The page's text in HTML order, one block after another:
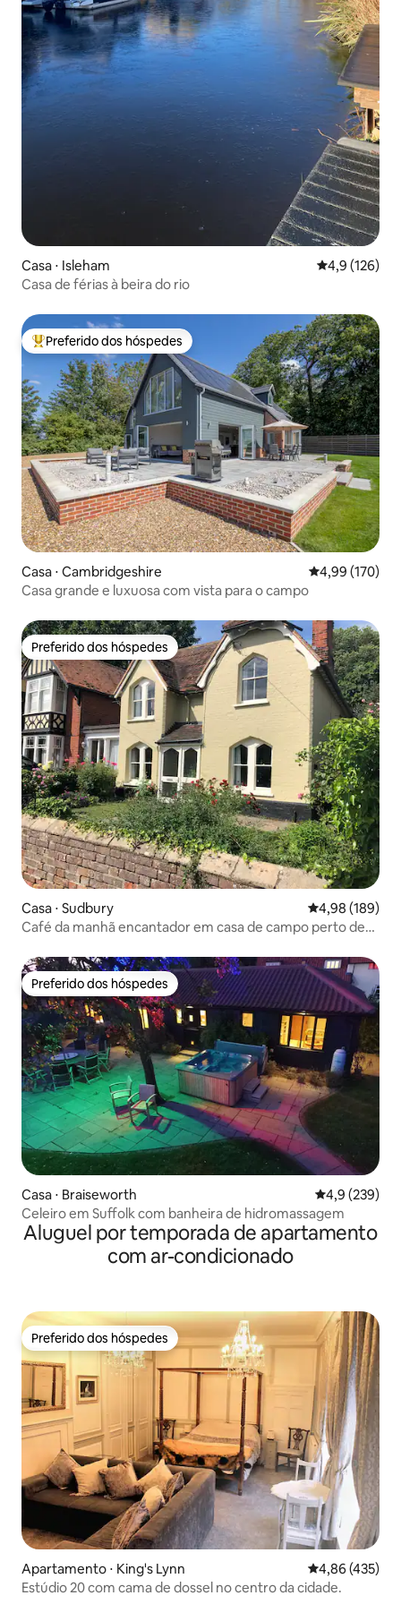
Casa ⋅ Isleham 4,9 de uma
4,9 (126)
Casa de férias à beira do rio
Entre os melhores preferidos dos hóspedes
Preferido dos hóspedes
Casa ⋅ Cambridgeshire 4,99 de uma
4,99 (170)
Casa grande e luxuosa com vista para o campo
Preferido dos hóspedes
Preferido dos hóspedes
Casa ⋅ Sudbury 4,98 de uma
4,98 (189)
Café da manhã encantador em casa de campo perto de
Preferido dos hóspedes
Preferido dos hóspedes
Casa ⋅ Braiseworth 4,9 de uma
4,9 (239)
Celeiro em Suffolk com banheira de hidromassagem
Aluguel por temporada de apartamento
com ar-condicionado
Preferido dos hóspedes
Preferido dos hóspedes
Apartamento ⋅ King's Lynn 4,86 de uma
4,86 (435)
Estúdio 20 com cama de dossel no centro da cidade.